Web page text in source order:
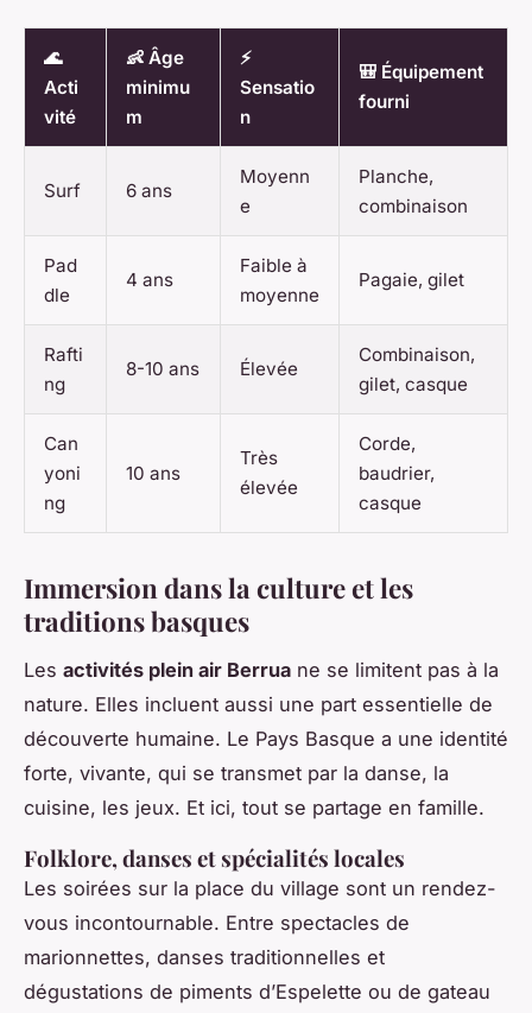
🌊
Acti
vité
👶 Âge
minimu
m
⚡
Sensatio
n
🎒 Équipement
fourni
Surf 6 ans
Moyenn
e
Planche,
combinaison
Pad
dle
4 ans
Faible à
moyenne
Pagaie, gilet
Rafti
ng
8-10 ans Élevée
Combinaison,
gilet, casque
Can
yoni
ng
10 ans
Très
élevée
Corde,
baudrier,
casque
Immersion dans la culture et les
traditions basques
Les activités plein air Berrua ne se limitent pas à la
nature. Elles incluent aussi une part essentielle de
découverte humaine. Le Pays Basque a une identité
forte, vivante, qui se transmet par la danse, la
cuisine, les jeux. Et ici, tout se partage en famille.
Folklore, danses et spécialités locales
Les soirées sur la place du village sont un rendez-
vous incontournable. Entre spectacles de
marionnettes, danses traditionnelles et
dégustations de piments d’Espelette ou de gateau